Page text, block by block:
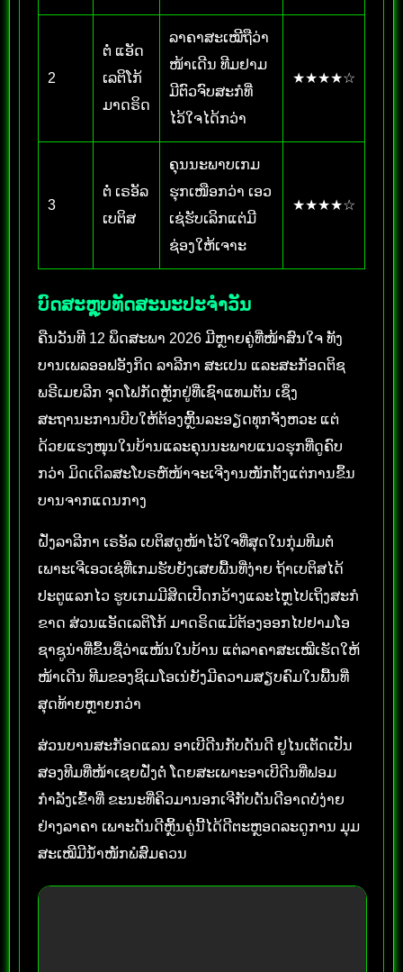
2
ຕໍ່ ແອັດ
ເລຕິໂກ້
ມາດຣິດ
ລາຄາສະເໝີຖືວ່າ
ໜ້າເດີນ ທີມຢາມ
ມີຕົວຈົບສະກໍທີ່
ໄວ້ໃຈໄດ້ກວ່າ
★★★★☆
3
ຕໍ່ ເຣອັລ
ເບຕິສ
ຄຸນນະພາບເກມ
ຮຸກເໜືອກວ່າ ເອວ
ເຊ່ຮັບເລິກແຕ່ມີ
ຊ່ອງໃຫ້ເຈາະ
★★★★☆
ບົດສະຫຼຸບທັດສະນະປະຈຳວັນ
ຄືນວັນທີ 12 ພຶດສະພາ 2026 ມີຫຼາຍຄູ່ທີ່ໜ້າສົນໃຈ ທັງ
ບານເພລອອຟອັງກິດ ລາລີກາ ສະເປນ ແລະສະກັອດຕິຊ
ພຣີເມຍລີກ ຈຸດໂຟກັດຫຼັກຢູ່ທີ່ເຊົາແທມຕັນ ເຊິ່ງ
ສະຖານະການບີບໃຫ້ຕ້ອງຫຼິ້ນລະອຽດທຸກຈັງຫວະ ແຕ່
ດ້ວຍແຮງໜຸນໃນບ້ານແລະຄຸນນະພາບແນວຮຸກທີ່ດູຄົບ
ກວ່າ ມິດເດິລສະໂບຣຫ໌ໜ້າຈະເຈີງານໜັກຕັ້ງແຕ່ການຂຶ້ນ
ບານຈາກແດນກາງ
ຝັ່ງລາລີກາ ເຣອັລ ເບຕິສດູໜ້າໄວ້ໃຈທີ່ສຸດໃນກຸ່ມທີມຕໍ່
ເພາະເຈີເອວເຊ່ທີ່ເກມຮັບຍັງເສຍພື້ນທີ່ງ່າຍ ຖ້າເບຕິສໄດ້
ປະຕູແລກໄວ ຮູບເກມມີສິດເປີດກວ້າງແລະໄຫຼໄປເຖິງສະກໍ
ຂາດ ສ່ວນແອັດເລຕິໂກ້ ມາດຣິດແມ້ຕ້ອງອອກໄປຢາມໂອ
ຊາຊູນ່າທີ່ຂຶ້ນຊື່ວ່າແໜ້ນໃນບ້ານ ແຕ່ລາຄາສະເໝີເຮັດໃຫ້
ໜ້າເດີນ ທີມຂອງຊິເມໂອເນ່ຍັງມີຄວາມສຽບຄົມໃນພື້ນທີ່
ສຸດທ້າຍຫຼາຍກວ່າ
ສ່ວນບານສະກັອດແລນ ອາເບີດີນກັບດັນດີ ຢູໄນເຕັດເປັນ
ສອງທີມທີ່ໜ້າເຊຍຝັ່ງຕໍ່ ໂດຍສະເພາະອາເບີດີນທີ່ຟອມ
ກຳລັງເຂົ້າທີ່ ຂະນະທີ່ຄິວມານອກເຈີກັບດັນດີອາດບໍ່ງ່າຍ
ຢ່າງລາຄາ ເພາະດັນດີຫຼິ້ນຄູ່ນີ້ໄດ້ດີຕະຫຼອດລະດູການ ມຸມ
ສະເໝີມີນ້ຳໜັກພໍສົມຄວນ